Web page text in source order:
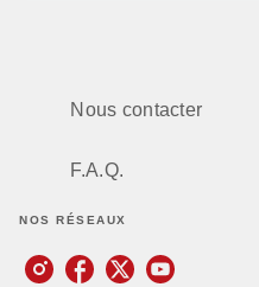
Nous contacter
F.A.Q.
NOS RÉSEAUX